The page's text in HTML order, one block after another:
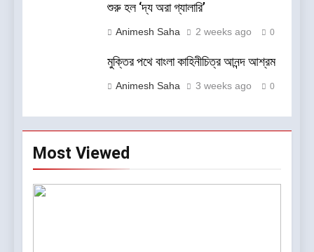
শুরু হল ‘দ্য অরা গ্যালারি’
Animesh Saha 2 weeks ago 0
মুক্তির পথে বাংলা কাহিনীচিত্র আনন্দ আশ্রম
Animesh Saha 3 weeks ago 0
Most Viewed